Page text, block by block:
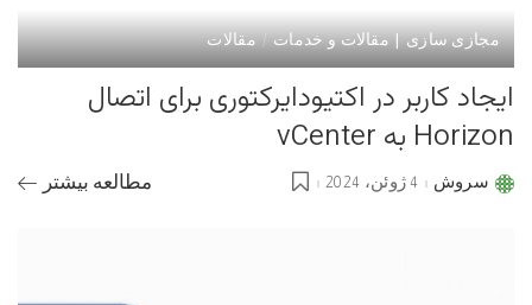
مجازی سازی | مقالات و خدمات مقالات
ایجاد کاربر در اکتیودایرکتوری برای اتصال
Horizon به vCenter
Postedسروش 4 ژوئن، 2024 مطالعه بیشتر